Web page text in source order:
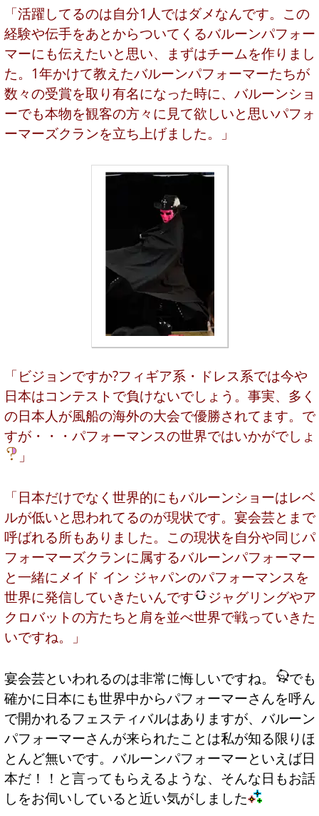
「活躍してるのは自分1人ではダメなんです。この
経験や伝手をあとからついてくるバルーンパフォー
マーにも伝えたいと思い、まずはチームを作りまし
た。1年かけて教えたバルーンパフォーマーたちが
数々の受賞を取り有名になった時に、バルーンショ
ーでも本物を観客の方々に見て欲しいと思いパフォ
ーマーズクランを立ち上げました。」
「ビジョンですか?フィギア系・ドレス系では今や
日本はコンテストで負けないでしょう。事実、多く
の日本人が風船の海外の大会で優勝されてます。で
すが・・・パフォーマンスの世界ではいかがでしょ
」
「日本だけでなく世界的にもバルーンショーはレベ
ルが低いと思われてるのが現状です。宴会芸とまで
呼ばれる所もありました。この現状を自分や同じパ
フォーマーズクランに属するバルーンパフォーマー
と一緒にメイド イン ジャパンのパフォーマンスを
世界に発信していきたいんです
ジャグリングやア
クロバットの方たちと肩を並べ世界で戦っていきた
いですね。」
宴会芸といわれるのは非常に悔しいですね。
でも
確かに日本にも世界中からパフォーマーさんを呼ん
で開かれるフェスティバルはありますが、バルーン
パフォーマーさんが来られたことは私が知る限りほ
とんど無いです。バルーンパフォーマーといえば日
本だ！！と言ってもらえるような、そんな日もお話
しをお伺いしていると近い気がしました